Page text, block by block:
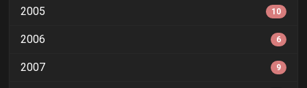
2005 10
2006 6
2007 9